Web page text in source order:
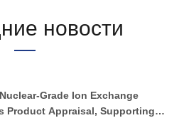
новости
Grade Ion Exchange
Product Appraisal, Supporting